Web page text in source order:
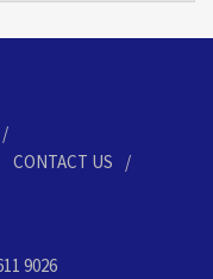
CONTACT US
9026